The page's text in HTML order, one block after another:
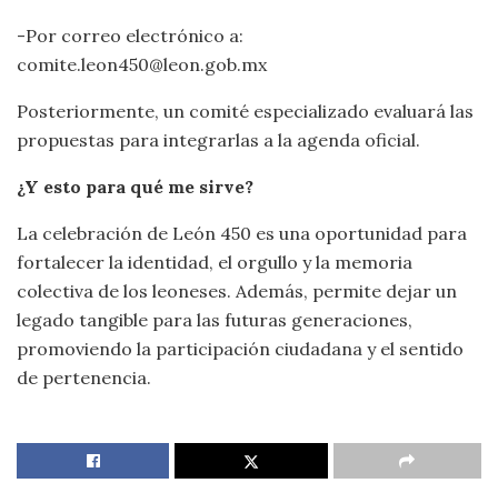
-Por correo electrónico a:
comite.leon450@leon.gob.mx
Posteriormente, un comité especializado evaluará las
propuestas para integrarlas a la agenda oficial.
¿Y esto para qué me sirve?
La celebración de León 450 es una oportunidad para
fortalecer la identidad, el orgullo y la memoria
colectiva de los leoneses. Además, permite dejar un
legado tangible para las futuras generaciones,
promoviendo la participación ciudadana y el sentido
de pertenencia.